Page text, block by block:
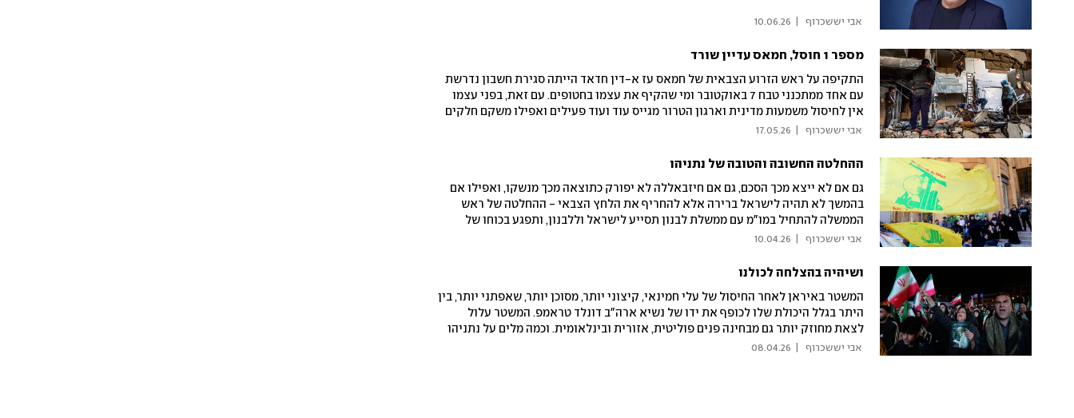
אבי יששכרוף 10.06.26
מספר 1 חוסל, חמאס עדיין שורד
התקיפה על ראש הזרוע הצבאית של חמאס עז א-דין חדאד הייתה סגירת חשבון נדרשת
עם אחד ממתכנני טבח 7 באוקטובר ומי שהקיף את עצמו בחטופים. עם זאת, בפני עצמו
אין לחיסול משמעות מדינית וארגון הטרור מגייס עוד ועוד פעילים ואפילו משקם חלקים
מהמטרו. במקביל, מועצת השלום כבר מיואשת מהסירוב של חמאס להתפרק מנשקו. אלא
אבי יששכרוף 17.05.26
ההחלטה החשובה והטובה של נתניהו
גם אם לא ייצא מכך הסכם, גם אם חיזבאללה לא יפורק כתוצאה מכך מנשקו, ואפילו אם
בהמשך לא תהיה לישראל ברירה אלא להחריף את הלחץ הצבאי - ההחלטה של ראש
הממשלה להתחיל במו"מ עם ממשלת לבנון תסייע לישראל וללבנון, ותפגע בכוחו של
ארגון הטרור השיעי
אבי יששכרוף 10.04.26
ושיהיה בהצלחה לכולנו
המשטר באיראן לאחר החיסול של עלי חמינאי, קיצוני יותר, מסוכן יותר, שאפתני יותר, בין
היתר בגלל היכולת שלו לכופף את ידו של נשיא ארה"ב דונלד טראמפ. המשטר עלול
לצאת מחוזק יותר גם מבחינה פנים פוליטית, אזורית ובינלאומית. וכמה מלים על נתניהו
אבי יששכרוף 08.04.26